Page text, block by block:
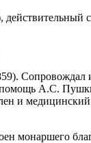
Сопровождал
помощь А.С.
и медицинский
монаршего